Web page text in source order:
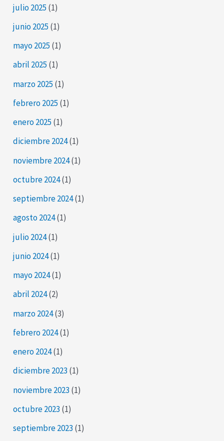
julio 2025 (1)
junio 2025 (1)
mayo 2025 (1)
abril 2025 (1)
marzo 2025 (1)
febrero 2025 (1)
enero 2025 (1)
diciembre 2024(1)
noviembre 2024(1)
octubre 2024(1)
septiembre 2024(1)
agosto 2024(1)
julio 2024(1)
junio 2024(1)
mayo 2024(1)
abril 2024(2)
marzo 2024(3)
febrero 2024(1)
enero 2024(1)
diciembre 2023 (1)
noviembre 2023 (1)
octubre 2023 (1)
septiembre 2023 (1)